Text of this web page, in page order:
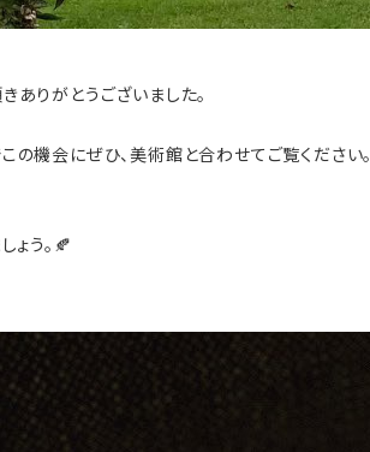
りがとうございました。
の機会にぜひ、美術館と合わせてご覧ください。
ょう。🍂